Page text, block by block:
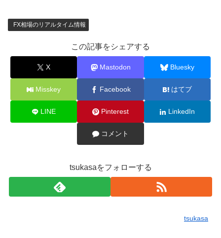
FX相場のリアルタイム情報
この記事をシェアする
X Mastodon Bluesky
Misskey Facebook はてブ
LINE Pinterest LinkedIn
コメント
tsukasaをフォローする
tsukasa